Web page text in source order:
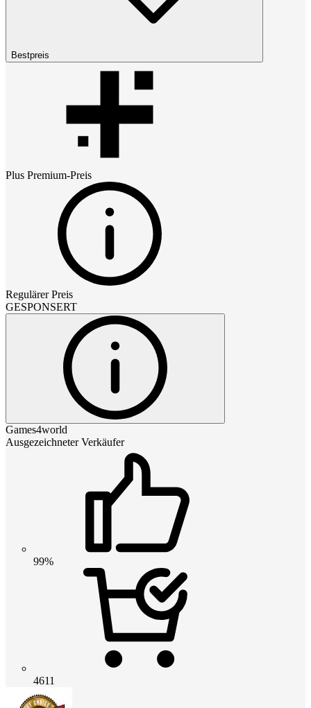
Bestpreis
Plus Premium-Preis
Regulärer Preis
GESPONSERT
Games4world
Ausgezeichneter Verkäufer
99%
4611